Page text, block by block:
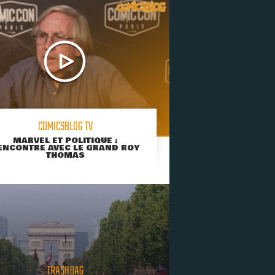
COMICSBLOG TV
MARVEL ET POLITIQUE :
AVEC LE GRAND ROY
THOMAS
TRASHBAG